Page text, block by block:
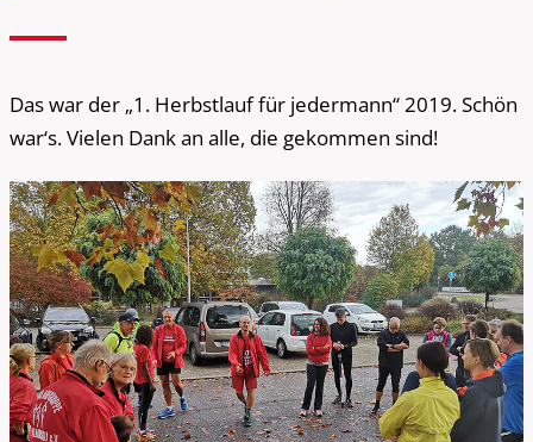
Das war der „1. Herbstlauf für jedermann“ 2019. Schön
war‘s. Vielen Dank an alle, die gekommen sind!